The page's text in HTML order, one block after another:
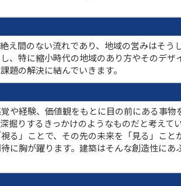
え間のない流れであり、地域の営みはそう
、特に縮小時代の地域のあり方やそのデザ
の解決に結んでいきます。
や経験、価値観をもとに目の前にある事物
掘りするきっかけのようなものだと考えて
る」ことで、その先の未来を「見る」こと
に胸が躍ります。建築はそんな創造性にあ